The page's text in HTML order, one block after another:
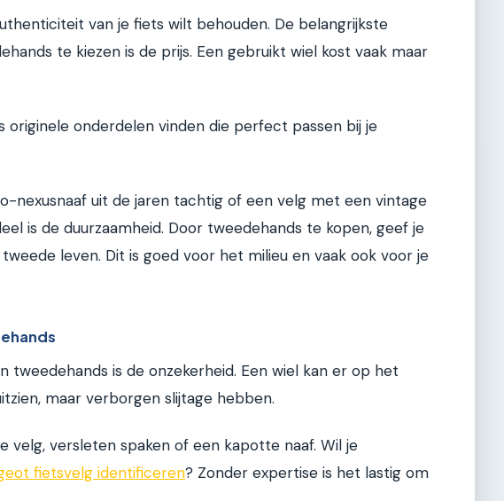
van je fiets wilt behouden. De belangrijkste
te kiezen is de prijs. Een gebruikt wiel kost vaak maar
originele onderdelen vinden die perfect passen bij je
nexusnaaf uit de jaren tachtig of een velg met een vintage
is de duurzaamheid. Door tweedehands te kopen, geef je
leven. Dit is goed voor het milieu en vaak ook voor je
tweedehands is de onzekerheid. Een wiel kan er op het
maar verborgen slijtage hebben.
velg, versleten spaken of een kapotte naaf. Wil je
fietsvelg identificeren? Zonder expertise is het lastig om